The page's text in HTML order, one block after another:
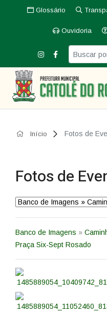
Glossário
Ouvidoria
Início Fotos de
Fotos de
Banco de Imagens »
Praça Six-Sept Rosado